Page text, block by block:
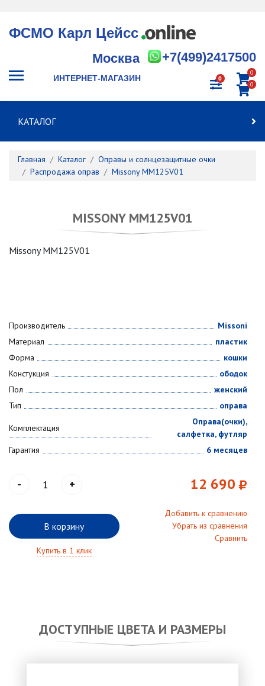
ФСМО Карл Цейсс
+7(499)2417500
Москва
ИНТЕРНЕТ-МАГАЗИН 0
0
0
КАТАЛОГ
Главная Каталог
Оправы и солнцезащитные очки
Распродажа оправ
Missony MM125V01
MISSONY MM125V01
Missony MM125V01
Производитель
Missoni
Материал
пластик
Форма
кошки
Констукция
ободок
Пол
женский
Тип
оправа
Комплектация
Оправа(очки),
салфетка, футляр
Гарантия
6 месяцев
- + 12 690
В корзину
Добавить к сравнению
Убрать из сравнения
Сравнить
Купить в 1 клик
ДОСТУПНЫЕ ЦВЕТА И РАЗМЕРЫ